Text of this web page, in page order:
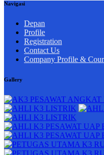
Navigasi
Depan
Profile
Registration
Contact Us
Company Profile &
Gallery